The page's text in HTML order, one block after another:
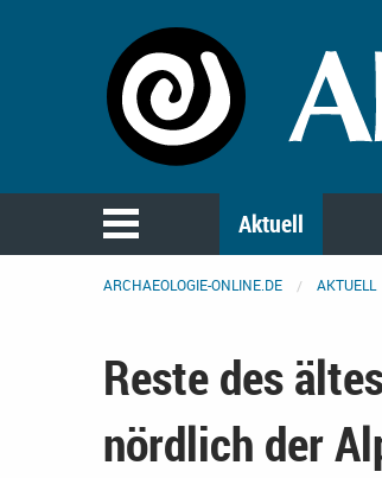
Aktuell
ARCHAEOLOGIE-ONLINE.DE AKTUELL
Reste des
nördlich der